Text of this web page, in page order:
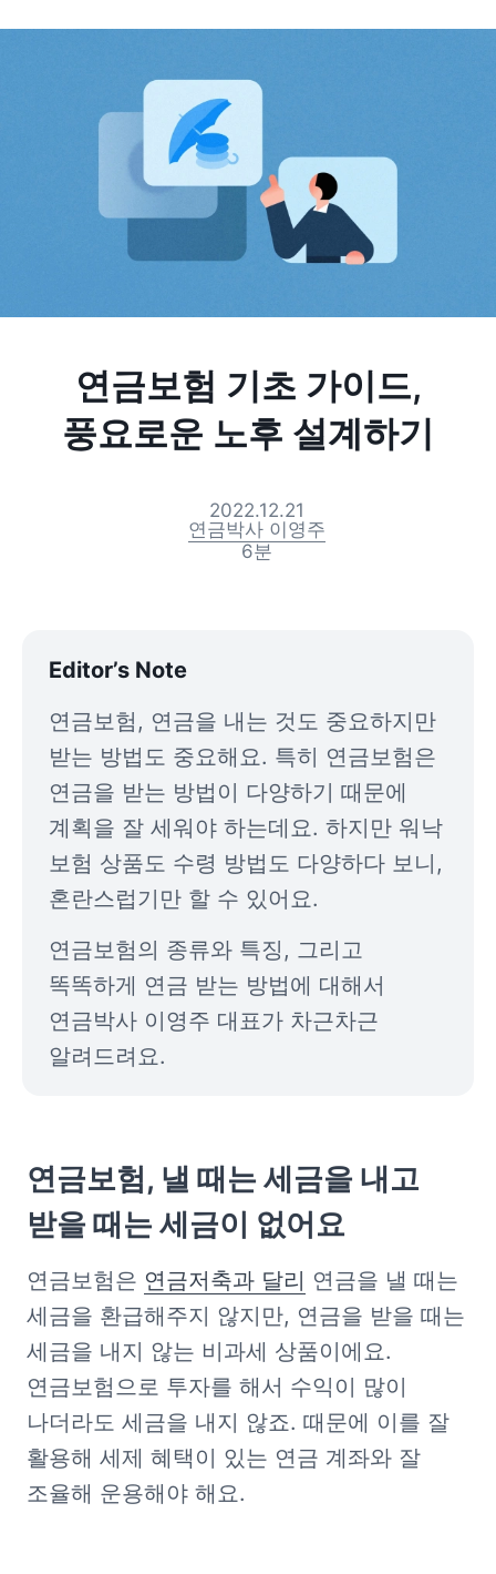
연금보험 기초 가이드,
풍요로운 노후 설계하기
2022.12.21
연금박사 이영주
6분
Editor’s Note
연금보험, 연금을 내는 것도 중요하지만
받는 방법도 중요해요. 특히 연금보험은
연금을 받는 방법이 다양하기 때문에
계획을 잘 세워야 하는데요. 하지만 워낙
보험 상품도 수령 방법도 다양하다 보니,
혼란스럽기만 할 수 있어요.
연금보험의 종류와 특징, 그리고
똑똑하게 연금 받는 방법에 대해서
연금박사 이영주 대표가 차근차근
알려드려요.
연금보험, 낼 때는 세금을 내고
받을 때는 세금이 없어요
연금보험은 연금저축과 달리 연금을 낼 때는
세금을 환급해주지 않지만, 연금을 받을 때는
세금을 내지 않는 비과세 상품이에요.
연금보험으로 투자를 해서 수익이 많이
나더라도 세금을 내지 않죠. 때문에 이를 잘
활용해 세제 혜택이 있는 연금 계좌와 잘
조율해 운용해야 해요.